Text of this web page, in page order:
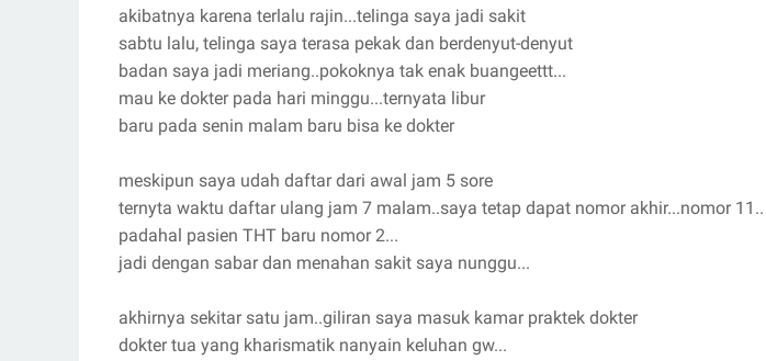
akibatnya karena terlalu rajin...telinga saya jadi sakit
sabtu lalu, telinga saya terasa pekak dan berdenyut-denyut
badan saya jadi meriang..pokoknya tak enak buangeettt...
mau ke dokter pada hari minggu...ternyata libur
baru pada senin malam baru bisa ke dokter
meskipun saya udah daftar dari awal jam 5 sore
ternyta waktu daftar ulang jam 7 malam..saya tetap dapat nomor akhir...nomor 11..
padahal pasien THT baru nomor 2...
jadi dengan sabar dan menahan sakit saya nunggu...
akhirnya sekitar satu jam..giliran saya masuk kamar praktek dokter
dokter tua yang kharismatik nanyain keluhan gw...